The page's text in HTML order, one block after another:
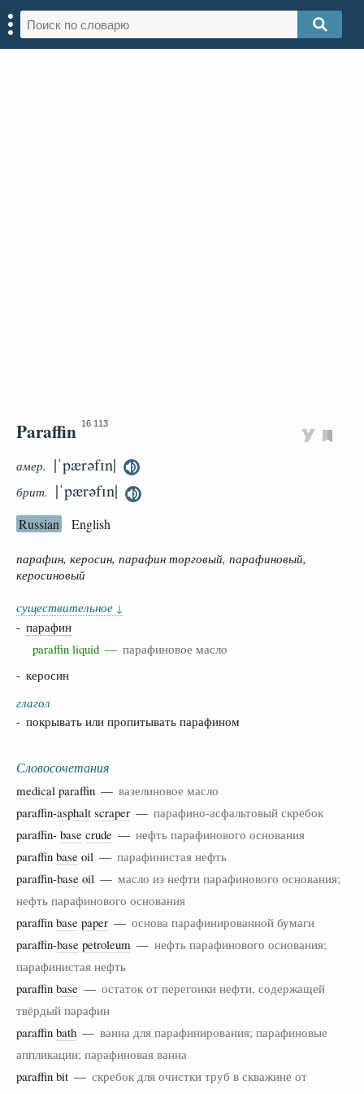
Paraffin 16 113
амер. |ˈpærəfɪn|
брит. |ˈpærəfɪn|
Russian English
парафин, керосин, парафин торговый, парафиновый,
керосиновый
существительное ↓
- парафин
paraffin liquid — парафиновое масло
- керосин
глагол
- покрывать или пропитывать парафином
Словосочетания
medical paraffin — вазелиновое масло
paraffin-asphalt scraper — парафино-асфальтовый скребок
paraffin- base crude — нефть парафинового основания
paraffin base oil — парафинистая нефть
paraffin-base oil — масло из нефти парафинового основания;
нефть парафинового основания
paraffin base paper — основа парафинированной бумаги
paraffin-base petroleum — нефть парафинового основания;
парафинистая нефть
paraffin base — остаток от перегонки нефти, содержащей
твёрдый парафин
paraffin bath — ванна для парафинирования; парафиновые
аппликации; парафиновая ванна
paraffin bit — скребок для очистки труб в скважине от